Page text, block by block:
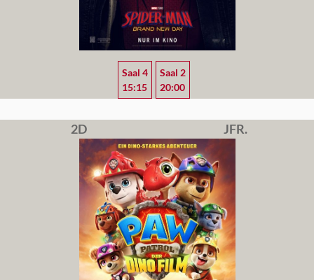
Saal 4
15:15
Saal 2
20:00
2D JFR.